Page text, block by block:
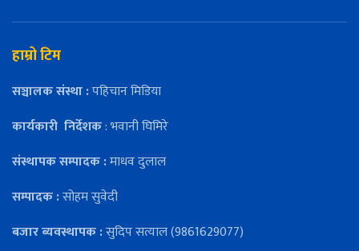
हाम्रो टिम
सञ्चालक संस्था :पहिचान मिडिया
कार्यकारी निर्देशक: भवानी घिमिरे
संस्थापक सम्पादक :माधव दुलाल
सम्पादक :सोहम सुवेदी
बजार ब्यवस्थापक :सुदिप सत्याल (9861629077)